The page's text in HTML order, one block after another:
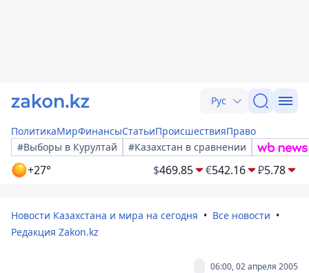
Рус
ПолитикаМирФинансыСтатьиПроисшествияПраво
#Выборы в Курултай
#Казахстан в сравнении
+27° $469.85 €542.16 ₽5.78
Новости Казахстана и мира на сегодня
Все новости
Редакция Zakon.kz
06:00, 02 апреля 2005